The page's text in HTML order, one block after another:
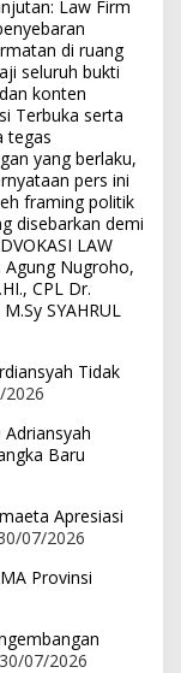
Law Firm
di ruang
seluruh bukti
konten
Terbuka serta
tegas
yang berlaku,
pers ini
framing politik
disebarkan demi
LAW
Agung Nugroho,
CPL Dr.
SYAHRUL
Tidak
Adriansyah
Baru
Apresiasi
07/2026
Provinsi
30/07/2026